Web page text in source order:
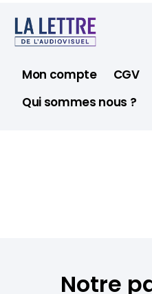
Mon compte CGV
Qui sommes nous ?
Notre